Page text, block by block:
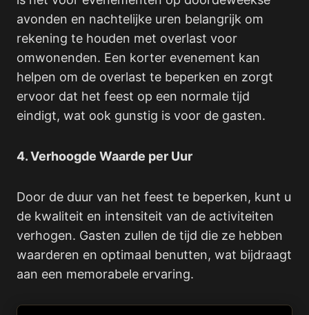
avonden en nachtelijke uren belangrijk om
rekening te houden met overlast voor
omwonenden. Een korter evenement kan
helpen om de overlast te beperken en zorgt
ervoor dat het feest op een normale tijd
eindigt, wat ook gunstig is voor de gasten.
4. Verhoogde Waarde per Uur
Door de duur van het feest te beperken, kunt u
de kwaliteit en intensiteit van de activiteiten
verhogen. Gasten zullen de tijd die ze hebben
waarderen en optimaal benutten, wat bijdraagt
aan een memorabele ervaring.